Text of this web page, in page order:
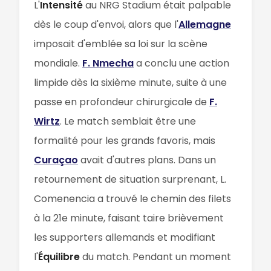
L'Intensitéau NRG Stadium était palpable
dès le coup d'envoi, alors que l'Allemagne
imposait d'emblée sa loi sur la scène
mondiale. F. Nmechaa conclu une action
limpide dès la sixième minute, suite à une
passe en profondeur chirurgicale de F.
Wirtz. Le match semblait être une
formalité pour les grands favoris, mais
Curaçao avait d'autres plans. Dans un
retournement de situation surprenant, L.
Comenencia a trouvé le chemin des filets
à la 21e minute, faisant taire brièvement
les supporters allemands et modifiant
l'Équilibredu match. Pendant un moment